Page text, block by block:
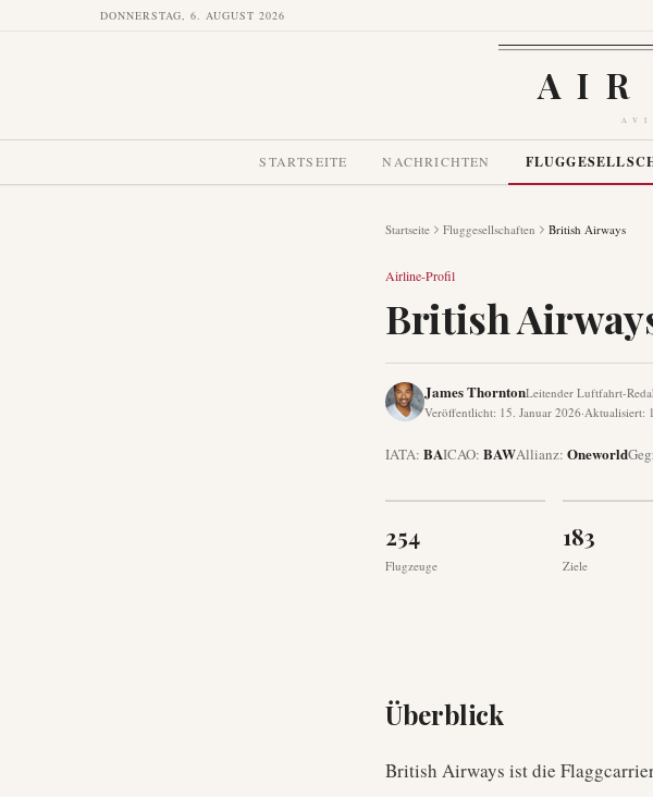
DONNERSTAG, 6. AUGUST 2026
STARTSEITE NACHRICHTEN
Startseite Fluggesellschaften British Airways
Airline-Profil
British
James ThorntonLeitender Luftfahrt-
Veröffentlicht: 15. Januar 2026·Aktualisiert:
IATA: BAICAO: BAWAllianz: Oneworld
254
Flugzeuge
183
Ziele
Überblick
British Airways ist die